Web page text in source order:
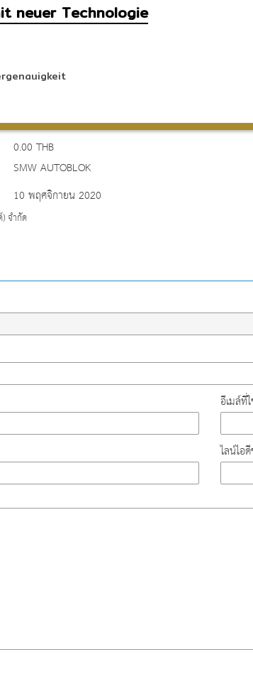
neuer Technologie
0.00 THB
SMW AUTOBLOK
10 พฤศจิกายน 2020
) จำกัด
อีเมล์ที่
ไลน์ไอ